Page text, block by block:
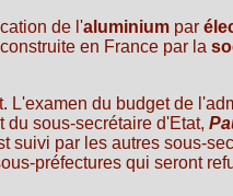
de l'aluminium par
en France par la
L'examen du budget de
du sous-secrétaire d'Etat,
suivi par les autres sous-
préfectures qui seront